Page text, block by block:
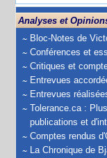
Analyses et
Bloc-Notes de
Conférences et
Critiques et
Entrevues
Entrevues
Tolerance.ca :
publications et
Comptes rendus
La Chronique de